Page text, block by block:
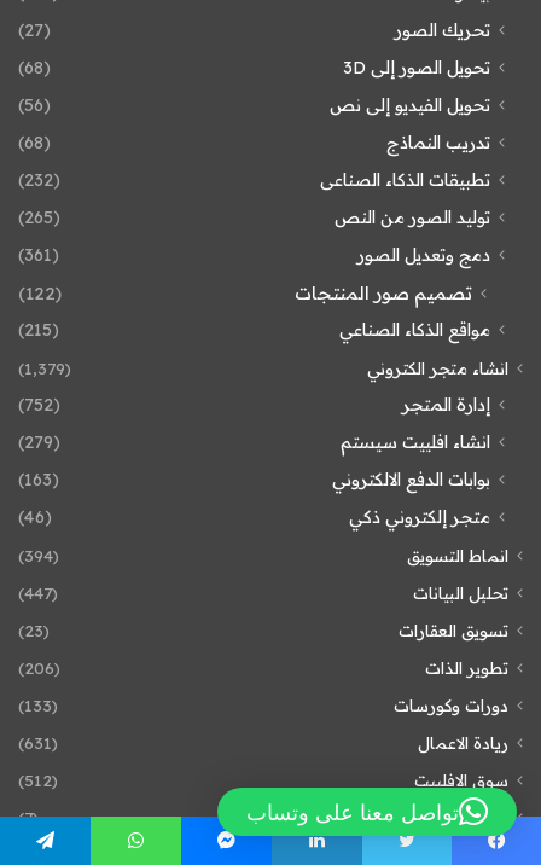
تحريك الصور
(27)
تحويل الصور إلى 3D
(68)
تحويل الفيديو إلى نص
(56)
تدريب النماذج
(68)
تطبيقات الذكاء الصناعى
(232)
توليد الصور من النص
(265)
دمج وتعديل الصور
(361)
تصميم صور المنتجات (122)
مواقع الذكاء الصناعي (215)
انشاء متجر الكتروني (1٬379)
إدارة المتجر
(752)
انشاء افلييت سيستم
(279)
بوابات الدفع الالكتروني
(163)
متجر إلكتروني ذكي
(46)
انماط التسويق
(394)
تحليل البيانات
(447)
تسويق العقارات
(23)
تطوير الذات
(206)
دورات وكورسات
(133)
ريادة الاعمال
(631)
سوق الافلييت
(512)
عام
(7)
مقالات تعليمية
(59)
تواصل معنا على وتساب